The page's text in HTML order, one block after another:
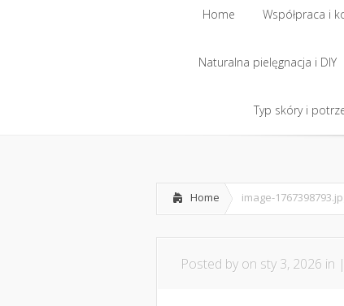
Home
Home
Współpraca i
Współpraca i
Naturalna pielęgnacja i DIY
Naturalna pielęgnacja i DIY
Typ skóry i
Home image-
Posted by on sty 3, 2026 in |